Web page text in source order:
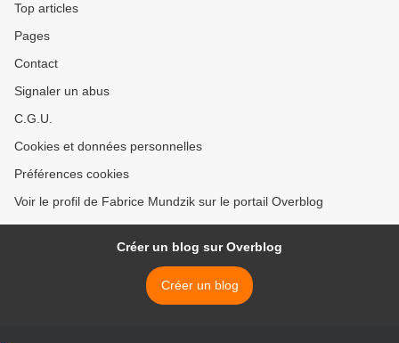
Top articles
Pages
Contact
Signaler un abus
C.G.U.
Cookies et données personnelles
Préférences cookies
Voir le profil de Fabrice Mundzik sur le portail Overblog
Créer un blog sur Overblog
Créer un blog